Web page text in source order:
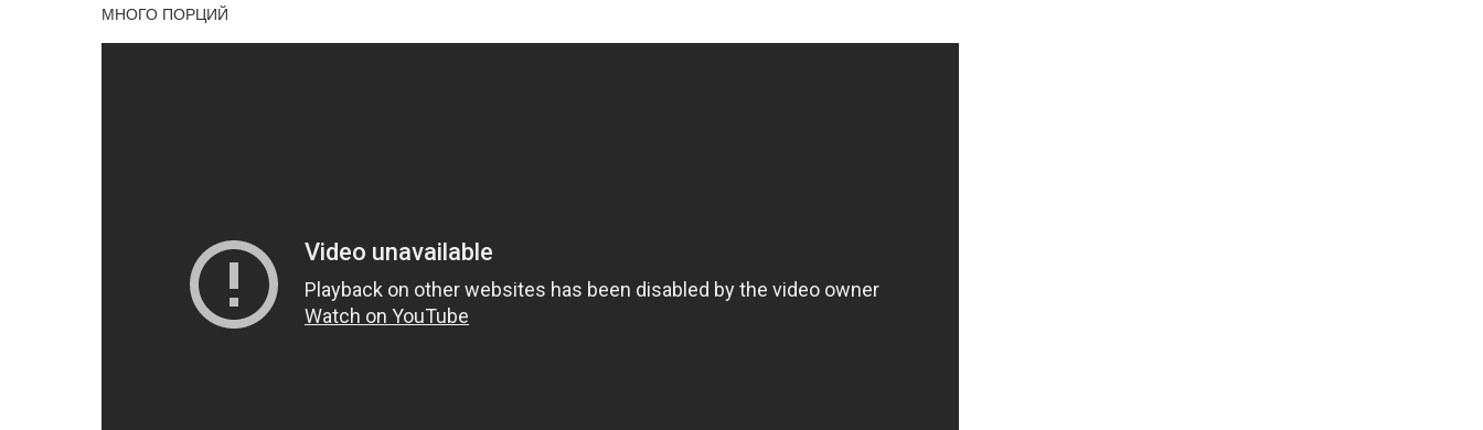
МНОГО ПОРЦИЙ